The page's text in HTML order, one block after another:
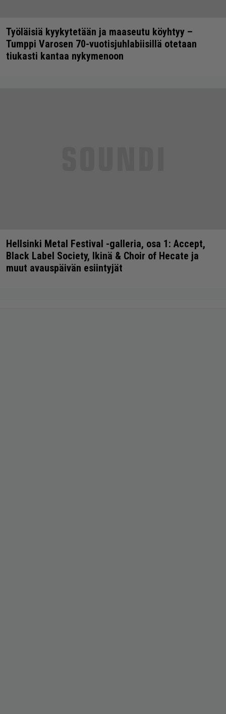
Työläisiä kyykytetään ja maaseutu köyhtyy –
Tumppi Varosen 70-vuotisjuhlabiisillä otetaan
tiukasti kantaa nykymenoon
Hellsinki Metal Festival -galleria, osa 1: Accept,
Black Label Society, Ikinä & Choir of Hecate ja
muut avauspäivän esiintyjät